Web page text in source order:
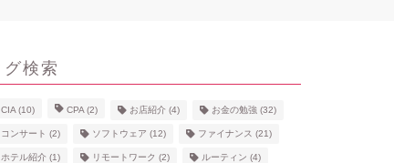
タグ検索
CIA (10) CPA (2) お店紹介 (4) お金の勉強 (32)
コンサート (2) ソフトウェア (12) ファイナンス (21)
ホテル紹介 (1) リモートワーク (2) ルーティン (4)